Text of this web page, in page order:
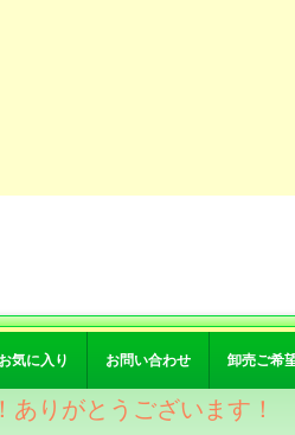
お気に入り お問い合わせ 卸売ご希
りがとうございます！